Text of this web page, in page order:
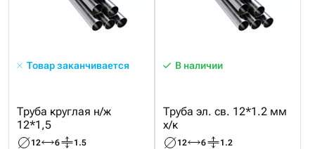
Товар заканчивается
Труба круглая н/ж
12*1,5
12 6 1.5
В наличии
Труба эл. св. 12*1.2 мм
х/к
12 6 1.2